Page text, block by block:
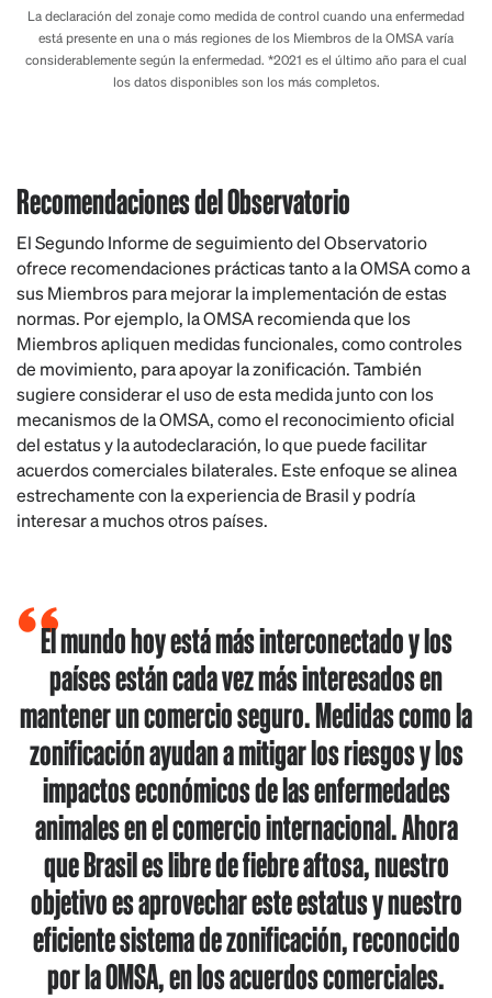
La declaración del zonaje como medida de control cuando una enfermedad
está presente en una o más regiones de los Miembros de la OMSA varía
considerablemente según la enfermedad. *2021 es el último año para el cual
los datos disponibles son los más completos.
Recomendaciones del Observatorio
El Segundo Informe de seguimiento del Observatorio
ofrece recomendaciones prácticas tanto a la OMSA como a
sus Miembros para mejorar la implementación de estas
normas. Por ejemplo, la OMSA recomienda que los
Miembros apliquen medidas funcionales, como controles
de movimiento, para apoyar la zonificación. También
sugiere considerar el uso de esta medida junto con los
mecanismos de la OMSA, como el reconocimiento oficial
del estatus y la autodeclaración, lo que puede facilitar
acuerdos comerciales bilaterales. Este enfoque se alinea
estrechamente con la experiencia de Brasil y podría
interesar a muchos otros países.
El mundo hoy está más interconectado y los
países están cada vez más interesados en
mantener un comercio seguro. Medidas como la
zonificación ayudan a mitigar los riesgos y los
impactos económicos de las enfermedades
animales en el comercio internacional. Ahora
que Brasil es libre de fiebre aftosa, nuestro
objetivo es aprovechar este estatus y nuestro
eficiente sistema de zonificación, reconocido
por la OMSA, en los acuerdos comerciales.